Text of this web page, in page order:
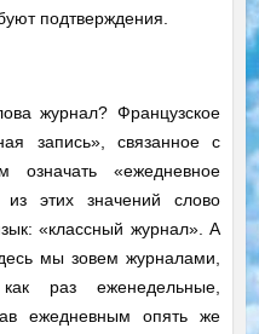
подтверждения.
журнал? Французское
запись», связанное с
«ежедневное
из этих значений слово
«классный журнал». А
мы зовем журналами,
раз еженедельные,
ежедневным опять же